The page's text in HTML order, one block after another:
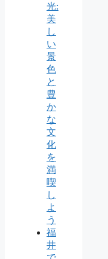
光:
美
し
い
景
色
と
豊
か
な
文
化
を
満
喫
し
よ
う
福
井